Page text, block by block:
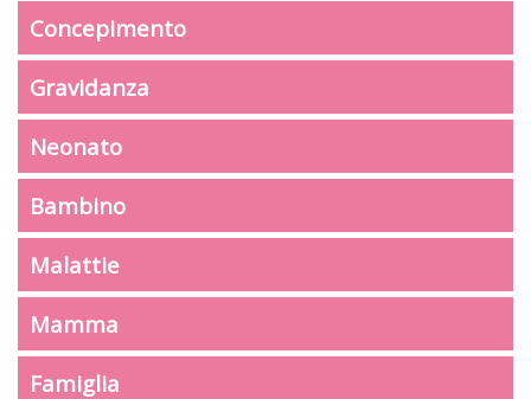
Concepimento
Gravidanza
Neonato
Bambino
Malattie
Mamma
Famiglia